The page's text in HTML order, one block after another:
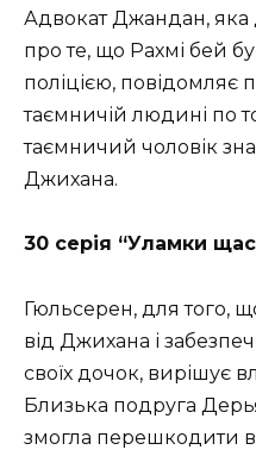
Адвокат Джандан, яка
про те, що Рахмі бей
поліцією, повідомляє
таємничій людині по
таємничий чоловік
Джихана.
30 серія “Уламки
Гюльсерен, для того,
від Джихана і
своїх дочок, вирішує
Близька подруга
змогла перешкодити